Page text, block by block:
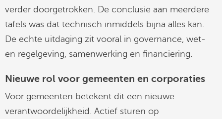
verder doorgetrokken. De conclusie aan meerdere
tafels was dat technisch inmiddels bijna alles kan.
De echte uitdaging zit vooral in governance, wet-
en regelgeving, samenwerking en financiering.
Nieuwe rol voor gemeenten en corporaties
Voor gemeenten betekent dit een nieuwe
verantwoordelijkheid. Actief sturen op